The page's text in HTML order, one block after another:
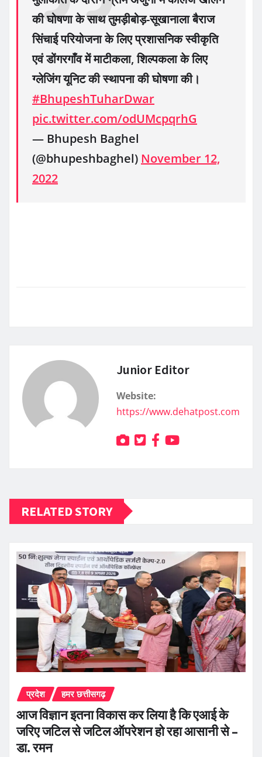
की घोषणा के साथ तुमड़ीबोड़-सूखानाला बैराज
सिंचाई परियोजना के लिए प्रशासनिक स्वीकृति
एवं डोंगरगाँव में माटीकला, शिल्पकला के लिए
ग्लेजिंग यूनिट की स्थापना की घोषणा की।
#BhupeshTuharDwar
pic.twitter.com/odUMcpqrhG
— Bhupesh Baghel
(@bhupeshbaghel) November 12,
2022
Junior Editor
Website:
https://www.dehatpost.com
RELATED STORY
प्रदेश हमर छत्तीसगढ़
आज विज्ञान इतना विकास कर लिया है कि एआई के
जरिए जटिल से जटिल ऑपरेशन हो रहा आसानी से –
डा. रमन